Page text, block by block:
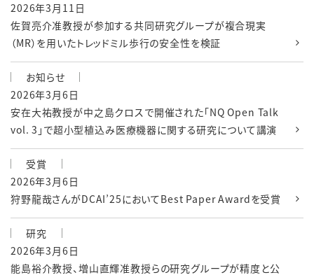
2026年3月11日
佐賀亮介准教授が参加する共同研究グループが複合現実
（MR）を用いたトレッドミル歩行の安全性を検証
お知らせ
2026年3月6日
安在大祐教授が中之島クロスで開催された「NQ Open Talk
vol. 3」で超小型植込み医療機器に関する研究について講演
受賞
2026年3月6日
狩野龍哉さんがDCAI’25においてBest Paper Awardを受賞
研究
2026年3月6日
能島裕介教授、増山直輝准教授らの研究グループが精度と公